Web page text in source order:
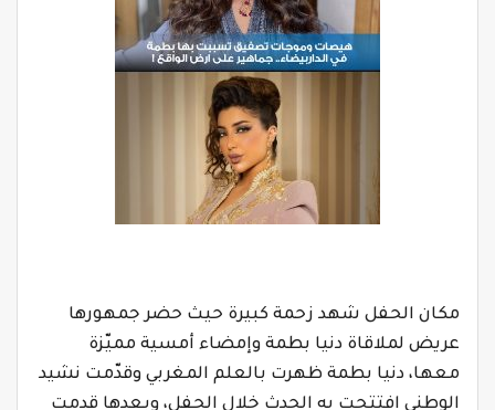
مكان الحفل شهد زحمة كبيرة حيث حضر جمهورها
عريض لملاقاة دنيا بطمة وإمضاء أمسية مميّزة
معها، دنيا بطمة ظهرت بالعلم المغربي وقدّمت نشيد
الوطني افتتحت به الحدث خلال الحفل، وبعدها قدمت